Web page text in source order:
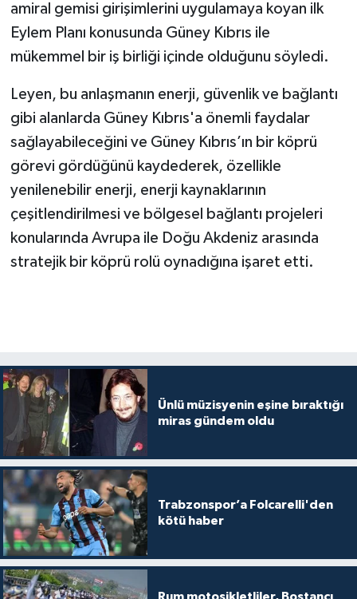
amiral gemisi girişimlerini uygulamaya koyan ilk
Eylem Planı konusunda Güney Kıbrıs ile
mükemmel bir iş birliği içinde olduğunu söyledi.
Leyen, bu anlaşmanın enerji, güvenlik ve bağlantı
gibi alanlarda Güney Kıbrıs'a önemli faydalar
sağlayabileceğini ve Güney Kıbrıs’ın bir köprü
görevi gördüğünü kaydederek, özellikle
yenilenebilir enerji, enerji kaynaklarının
çeşitlendirilmesi ve bölgesel bağlantı projeleri
konularında Avrupa ile Doğu Akdeniz arasında
stratejik bir köprü rolü oynadığına işaret etti.
Ünlü müzisyenin eşine bıraktığı
miras gündem oldu
Trabzonspor’a Folcarelli'den
kötü haber